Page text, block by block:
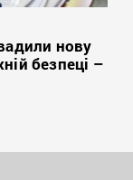
нову
безпеці –